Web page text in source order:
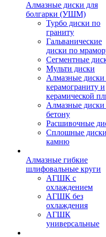
Алмазные диски для
болгарки (УШМ)
Турбо диски по
граниту
Гальванические
диски по
Сегментные
Мульти диски
Алмазные диски
керамограниту и
керамической
Алмазные диски
бетону
Расшивочные
Сплошные
камню
Алмазные гибкие
шлифовальные круги
АГШК с
охлаждением
АГШК без
охлаждения
АГШК
универсальные